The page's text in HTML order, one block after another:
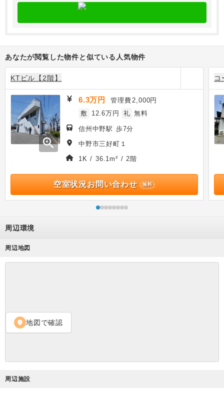
あなたが閲覧した物件と似ている人気物件
KTビル【2階】
zoom_in
6.3万円 管理費 2,000円
敷
12.6万円 礼 無料
信州中野駅 歩7分
中野市三好町１
1K / 36.1m² / 2階
空室状況お問い合わせ 無料
コ
周辺環境
周辺地図
location_on 地図で確認
周辺施設